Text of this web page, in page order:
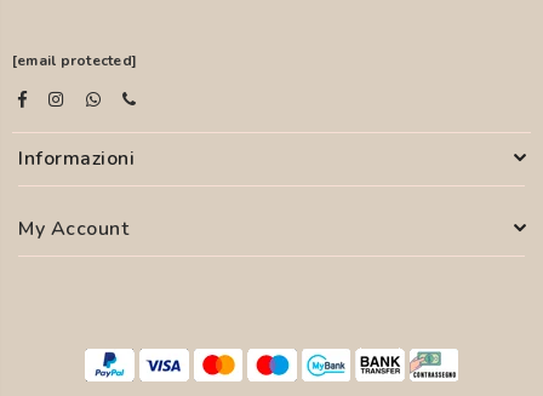
[email protected]
Informazioni
My Account